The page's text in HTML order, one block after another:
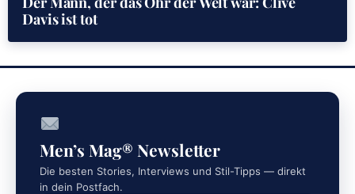
Davis ist tot
Men’s Mag® Newsletter
Die besten Stories, Interviews und Stil-Tipps — direkt
in dein Postfach.